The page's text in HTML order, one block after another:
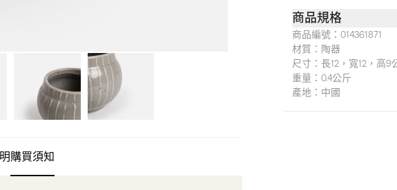
購買須知
商品規格
商品編號： 014361871
材質： 陶器
尺寸： 長12，寬12，高9
重量： 0.4公斤
產地： 中國